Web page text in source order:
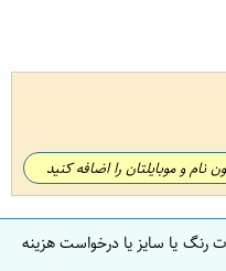
نام و موبایلتان را اضافه کنید
رنگ یا سایز یا درخواست هزینه